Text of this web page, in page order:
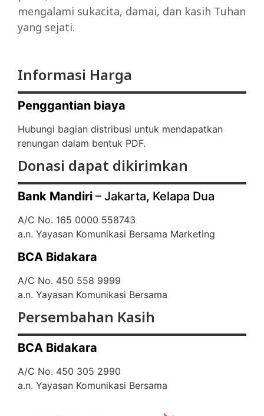
mengalami sukacita, damai, dan kasih Tuhan
yang sejati.
Informasi Harga
Penggantian biaya
Hubungi bagian distribusi untuk mendapatkan
renungan dalam bentuk PDF.
Donasi dapat dikirimkan
Bank Mandiri – Jakarta, Kelapa Dua
A/C No. 165 0000 558743
a.n. Yayasan Komunikasi Bersama Marketing
BCA Bidakara
A/C No. 450 558 9999
a.n. Yayasan Komunikasi Bersama
Persembahan Kasih
BCA Bidakara
A/C No. 450 305 2990
a.n. Yayasan Komunikasi Bersama